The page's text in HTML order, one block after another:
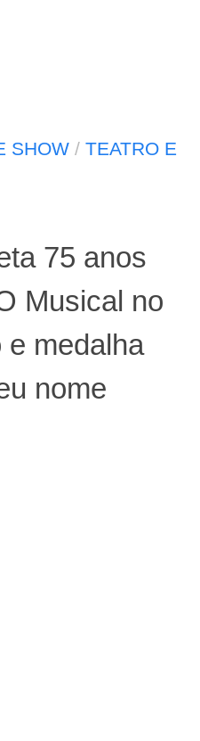
SHOW / TEATRO E
75 anos
Musical no
e medalha
nome